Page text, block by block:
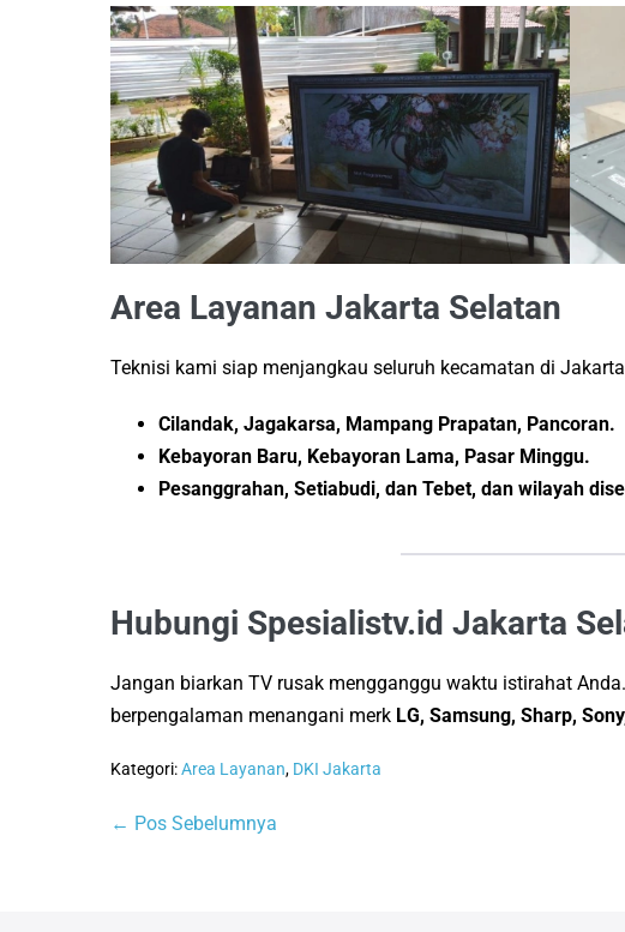
Area Layanan Jakarta Selatan
Teknisi kami siap menjangkau seluruh kecamatan di
Cilandak, Jagakarsa, Mampang Prapatan, Pancoran.
Kebayoran Baru, Kebayoran Lama, Pasar Minggu.
Pesanggrahan, Setiabudi, dan Tebet, dan wilayah
Hubungi Spesialistv.id Jakarta
Jangan biarkan TV rusak mengganggu waktu istirahat
berpengalaman menangani merk LG, Samsung, Sharp,
Kategori:Area Layanan, DKI Jakarta
Navigasi
← Pos Sebelumnya